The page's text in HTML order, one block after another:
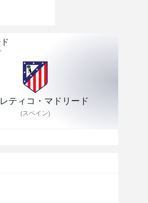
ティコ・マドリード
(スペイン)